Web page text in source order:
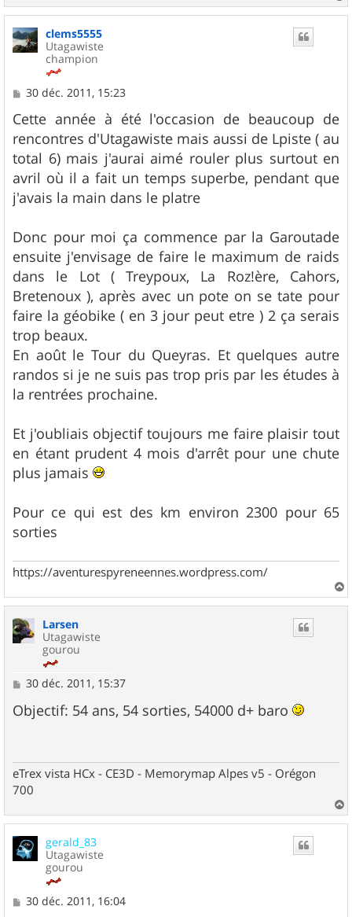
a
u
clems5555
Utagawiste
champion
M
s
s
a
g
e
30 déc. 2011, 15:23
Cette année à été l'occasion de beaucoup de
rencontres d'Utagawiste mais aussi de Lpiste ( au
total 6) mais j'aurai aimé rouler plus surtout en
avril où il a fait un temps superbe, pendant que
j'avais la main dans le platre
Donc pour moi ça commence par la Garoutade
ensuite j'envisage de faire le maximum de raids
dans le Lot ( Treypoux, La Roz!ère, Cahors,
Bretenoux ), après avec un pote on se tate pour
faire la géobike ( en 3 jour peut etre ) 2 ça serais
trop beaux.
En août le Tour du Queyras. Et quelques autre
randos si je ne suis pas trop pris par les études à
la rentrées prochaine.
Et j'oubliais objectif toujours me faire plaisir tout
en étant prudent 4 mois d'arrêt pour une chute
plus jamais
Pour ce qui est des km environ 2300 pour 65
sorties
https://aventurespyreneennes.wordpress.com/
a
Larsen
Utagawiste
gourou
M
s
s
30 déc. 2011, 15:37
Objectif: 54 ans, 54 sorties, 54000 d+ baro
eTrex vista HCx - CE3D - Memorymap Alpes v5 - Orégon
700
a
gerald_83
Utagawiste
gourou
M
30 déc. 2011, 16:04